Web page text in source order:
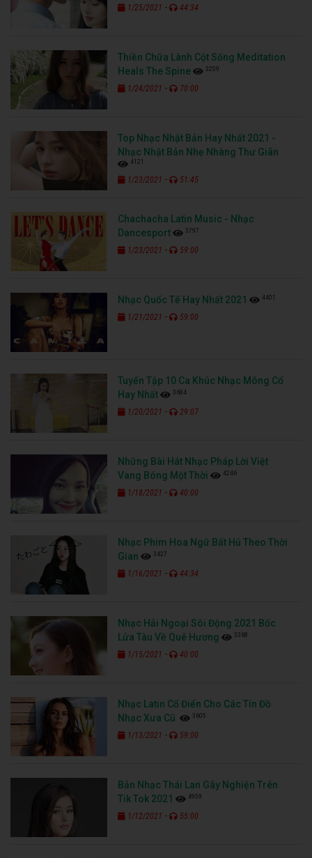
1/25/2021 - 44:34
Thiền Chữa Lành Cột Sống Meditation
Heals The Spine
3259
1/24/2021 - 70:00
Top Nhạc Nhật Bản Hay Nhất 2021 -
Nhạc Nhật Bản Nhẹ Nhàng Thư Giãn
4121
1/23/2021 - 51:45
Chachacha Latin Music - Nhạc
Dancesport
3797
1/23/2021 - 59:00
Nhạc Quốc Tế Hay Nhất 2021 4401
1/21/2021 - 59:00
Tuyển Tập 10 Ca Khúc Nhạc Mông Cổ
Hay Nhất
3684
1/20/2021 - 29:07
Những Bài Hát Nhạc Pháp Lời Việt
Vang Bóng Một Thời
4246
1/18/2021 - 40:00
Nhạc Phim Hoa Ngữ Bất Hủ Theo Thời
Gian
3427
1/16/2021 - 44:34
Nhạc Hải Ngoại Sôi Động 2021 Bốc
Lửa Tàu Về Quê Hương
3368
1/15/2021 - 40:00
Nhạc Latin Cổ Điển Cho Các Tín Đồ
Nhạc Xưa Cũ
3605
1/13/2021 - 59:00
Bản Nhạc Thái Lan Gây Nghiện Trên
Tik Tok 2021
4959
1/12/2021 - 55:00